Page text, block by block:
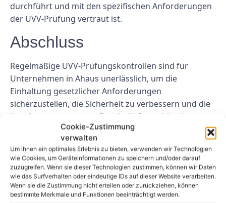
Cookie-Zustimmung
verwalten
Um ihnen ein optimales Erlebnis zu bieten, verwenden wir Technologien
wie Cookies, um Geräteinformationen zu speichern und/oder darauf
zuzugreifen. Wenn sie dieser Technologien zustimmen, können wir Daten
wie das Surfverhalten oder eindeutige IDs auf dieser Website verarbeiten.
Wenn sie die Zustimmung nicht erteilen oder zurückziehen, können
bestimmte Merkmale und Funktionen beeinträchtigt werden.
durchführt und mit den spezifischen Anforderungen
der UVV-Prüfung vertraut ist.
Abschluss
Regelmäßige UVV-Prüfungskontrollen sind für
Unternehmen in Ahaus unerlässlich, um die
Einhaltung gesetzlicher Anforderungen
sicherzustellen, die Sicherheit zu verbessern und die
Ausrüstung zu warten. Durch die Investition in
regelmäßige Inspektionen können Unternehmen von
erhöhter Sicherheit, einer längeren Lebensdauer der
Ausrüstung, einer verbesserten Produktivität und der
Gewissheit profitieren, dass ihre Ausrüstung in
gutem Betriebszustand ist.